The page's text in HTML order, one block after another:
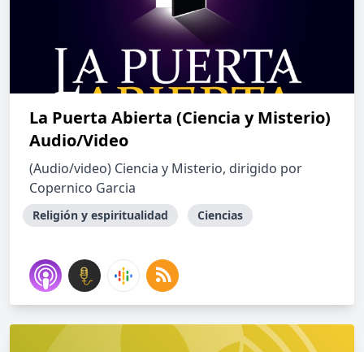
La Puerta Abierta (Ciencia y Misterio)
Audio/Video
(Audio/video) Ciencia y Misterio, dirigido por
Copernico Garcia
Religión y espiritualidad Ciencias